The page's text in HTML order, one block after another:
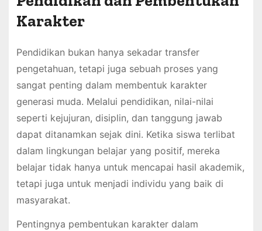
Karakter
Pendidikan bukan hanya sekadar transfer
pengetahuan, tetapi juga sebuah proses yang
sangat penting dalam membentuk karakter
generasi muda. Melalui pendidikan, nilai-nilai
seperti kejujuran, disiplin, dan tanggung jawab
dapat ditanamkan sejak dini. Ketika siswa terlibat
dalam lingkungan belajar yang positif, mereka
belajar tidak hanya untuk mencapai hasil akademik,
tetapi juga untuk menjadi individu yang baik di
masyarakat.
Pentingnya pembentukan karakter dalam